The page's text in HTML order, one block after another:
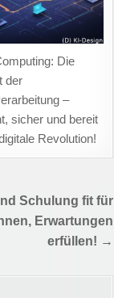
Die
der
–
sicher und bereit
Revolution!
Schulung fit für
Erwartungen
erfüllen! →